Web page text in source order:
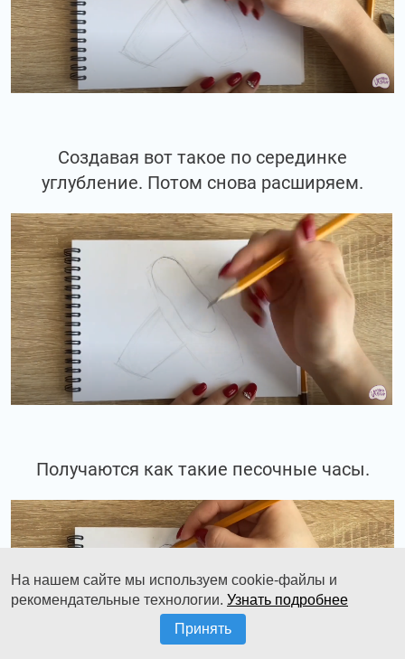
Создавая вот такое по серединке
углубление. Потом снова расширяем.
Получаются как такие песочные часы.
На нашем сайте мы используем cookie-файлы и
рекомендательные технологии. Узнать подробнее
Принять